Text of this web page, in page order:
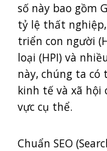
số này bao gồm
tỷ lệ thất
triển con người
loại (HPI) và
này, chúng ta
kinh tế và xã hội
vực cụ thể.
Chuẩn SEO